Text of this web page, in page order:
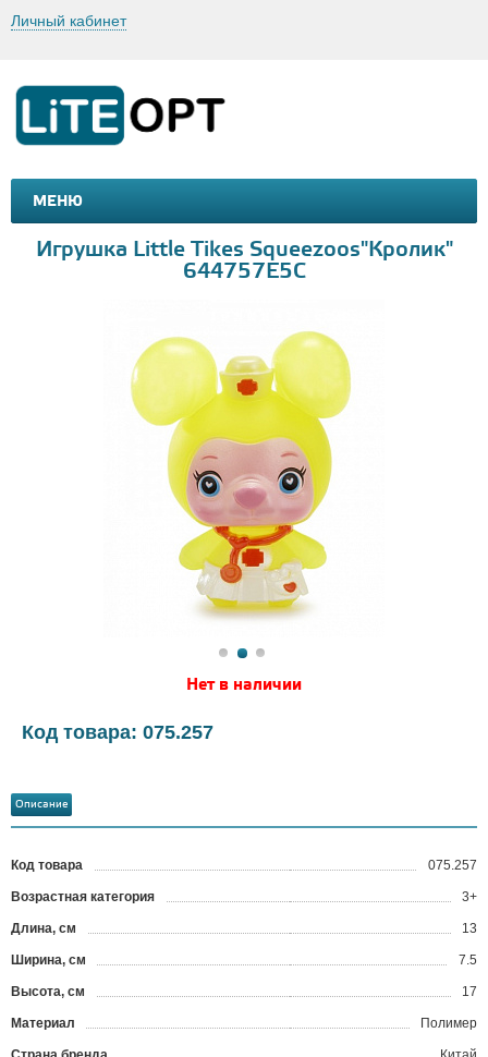
Личный кабинет
МЕНЮ
МАШИНКИ И МОТОЦИКЛЫ
Игрушка Little Tikes Squeezoos"Кролик"
644757E5C
Нет в наличии
Код товара: 075.257
Описание
Код товара 075.257
Возрастная категория 3+
Длина, см 13
Ширина, см 7.5
Высота, см 17
Материал Полимер